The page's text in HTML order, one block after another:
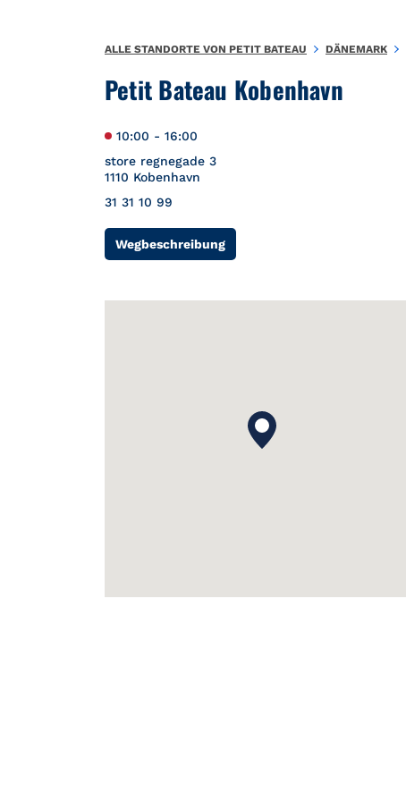
Petit Bateau Kobenhavn
10:00 - 16:00
store regnegade 3
1110 Kobenhavn
31 31 10 99
WegbeschreibungLink Opens in New Tab
ALLE STANDORTE VON PETIT BATEAU DÄNEMARK